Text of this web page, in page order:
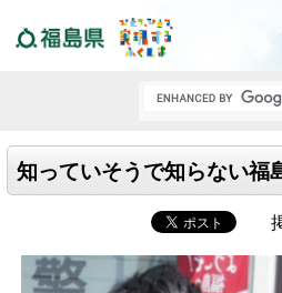
知っていそうで知らない福